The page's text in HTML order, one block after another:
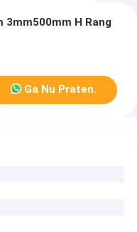
3mm500mm H Rang
Ga Nu Praten.